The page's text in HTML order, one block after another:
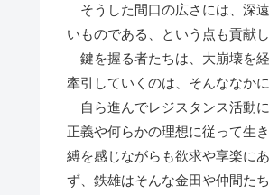
そうした間口の広さには、深
いものである、という点も貢献し
鍵を握る者たちは、大崩壊を
牽引していくのは、そんななか
自ら進んでレジスタンス活動
正義や何らかの理想に従って生
縛を感じながらも欲求や享楽に
ず、鉄雄はそんな金田や仲間た